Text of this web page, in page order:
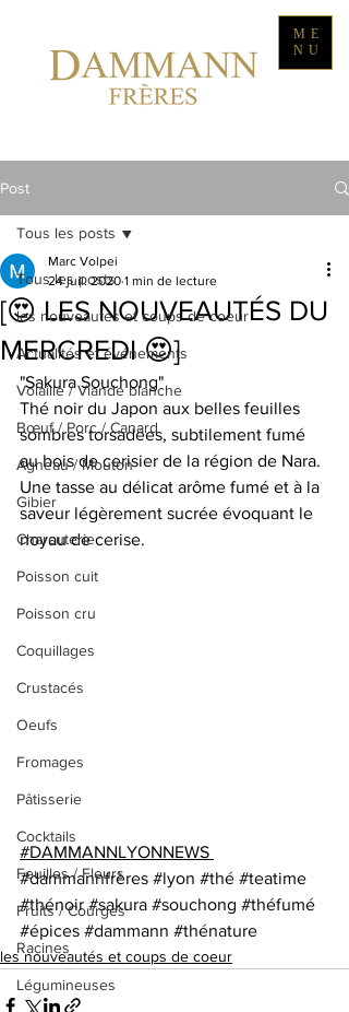
ME
NU
Post
Tous les posts
les nouveautés et coups de coeur
Actualités et événements
Volaille / Viande blanche
Bœuf / Porc / Canard
Agneau / Mouton
Gibier
Charcuterie
Poisson cuit
Poisson cru
Coquillages
Crustacés
Oeufs
Fromages
Pâtisserie
Cocktails
Feuilles / Fleurs
Fruits / Courges
Racines
Légumineuses
Tous les posts
[😍 LES NOUVEAUTÉS DU
MERCREDI 😍]
Marc Volpei
24 juil. 2020 1 min de lecture
"Sakura Souchong"
Thé noir du Japon aux belles feuilles
sombres torsadées, subtilement fumé
au bois de cerisier de la région de Nara.
Une tasse au délicat arôme fumé et à la
saveur légèrement sucrée évoquant le
noyau de cerise.
#DAMMANNLYONNEWS
#dammannfrères #lyon #thé #teatime
#thénoir #sakura #souchong #théfumé
#épices #dammann #thénature
les nouveautés et coups de coeur